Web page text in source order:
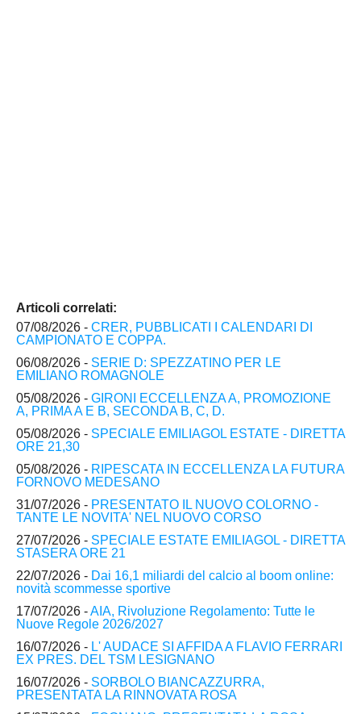
Articoli correlati:
07/08/2026 - CRER, PUBBLICATI I CALENDARI DI
CAMPIONATO E COPPA.
06/08/2026 - SERIE D: SPEZZATINO PER LE
EMILIANO ROMAGNOLE
05/08/2026 - GIRONI ECCELLENZA A, PROMOZIONE
A, PRIMA A E B, SECONDA B, C, D.
05/08/2026 - SPECIALE EMILIAGOL ESTATE - DIRETTA
ORE 21,30
05/08/2026 - RIPESCATA IN ECCELLENZA LA FUTURA
FORNOVO MEDESANO
31/07/2026 - PRESENTATO IL NUOVO COLORNO -
TANTE LE NOVITA' NEL NUOVO CORSO
27/07/2026 - SPECIALE ESTATE EMILIAGOL - DIRETTA
STASERA ORE 21
22/07/2026 - Dai 16,1 miliardi del calcio al boom online:
novità scommesse sportive
17/07/2026 -AIA, Rivoluzione Regolamento: Tutte le
Nuove Regole 2026/2027
16/07/2026 - L' AUDACE SI AFFIDA A FLAVIO FERRARI
EX PRES. DEL TSM LESIGNANO
16/07/2026 - SORBOLO BIANCAZZURRA,
PRESENTATA LA RINNOVATA ROSA